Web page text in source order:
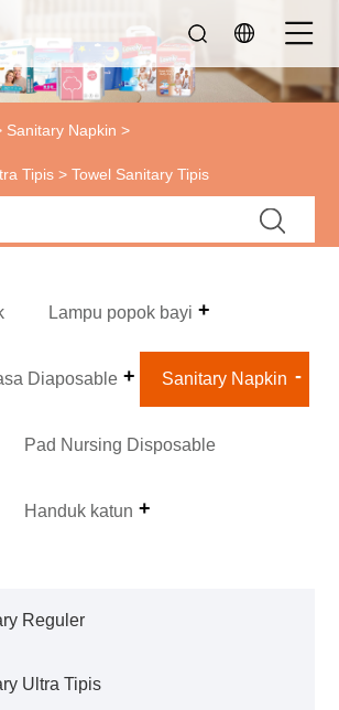
Sanitary Napkin >
Tipis > Towel Sanitary Tipis
Lampu popok bayi
Diaposable Sanitary Napkin
Pad Nursing Disposable
Handuk katun
Reguler
Ultra Tipis